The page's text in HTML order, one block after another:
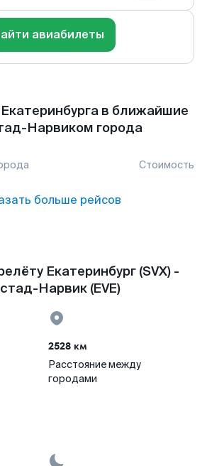
авиабилеты
в ближайшие
Нарвиком города
Стоимость
больше рейсов
Екатеринбург (SVX) -
Нарвик (EVE)
2528 км
Расстояние между
городами